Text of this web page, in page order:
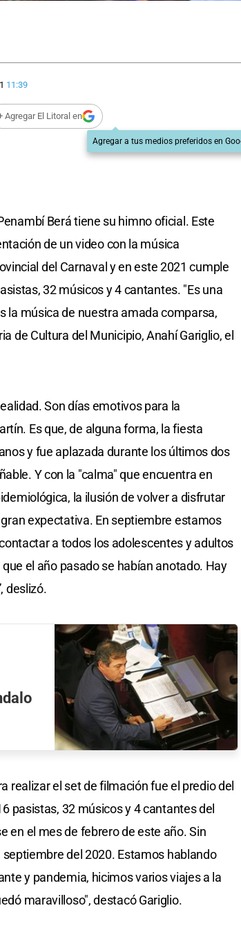
11:39
Agregar El Litoral en
Agregar a tus medios preferidos en
Berá tiene su himno oficial. Este
de un video con la música
del Carnaval y en este 2021 cumple
32 músicos y 4 cantantes. "Es una
la música de nuestra amada comparsa,
de Cultura del Municipio, Anahí Gariglio, el
Son días emotivos para la
Es que, de alguna forma, la fiesta
y fue aplazada durante los últimos dos
Y con la "calma" que encuentra en
la ilusión de volver a disfrutar
expectativa. En septiembre estamos
a todos los adolescentes y adultos
el año pasado se habían anotado. Hay
deslizó.
realizar el set de filmación fue el predio del
pasistas, 32 músicos y 4 cantantes del
en el mes de febrero de este año. Sin
del 2020. Estamos hablando
y pandemia, hicimos varios viajes a la
maravilloso", destacó Gariglio.